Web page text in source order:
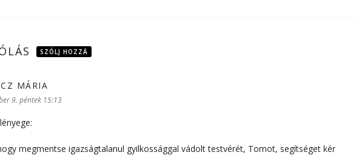
SZÓLJ HOZZÁ
MÁRIA
9. péntek 15:13
megmentse igazságtalanul gyilkossággal vádolt testvérét, Tomot, segítséget kér